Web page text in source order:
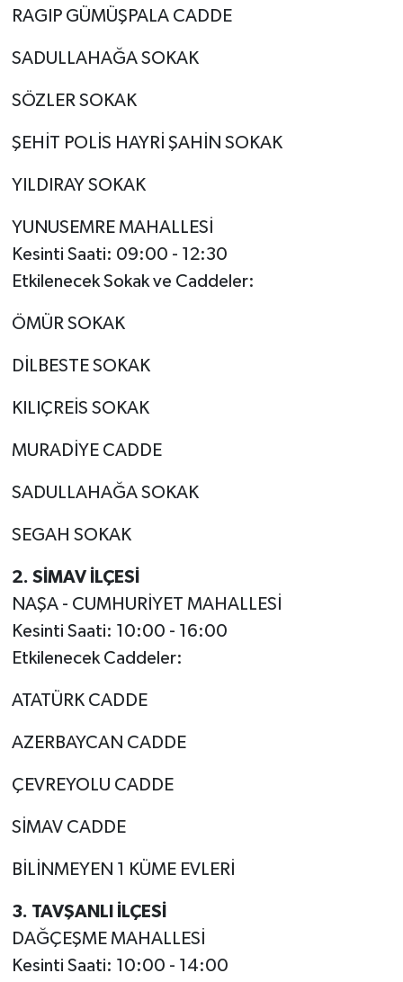
RAGIP GÜMÜŞPALA CADDE
SADULLAHAĞA SOKAK
SÖZLER SOKAK
ŞEHİT POLİS HAYRİ ŞAHİN SOKAK
YILDIRAY SOKAK
YUNUSEMRE MAHALLESİ
Kesinti Saati: 09:00 - 12:30
Etkilenecek Sokak ve Caddeler:
ÖMÜR SOKAK
DİLBESTE SOKAK
KILIÇREİS SOKAK
MURADİYE CADDE
SADULLAHAĞA SOKAK
SEGAH SOKAK
2. SİMAV İLÇESİ
NAŞA - CUMHURİYET MAHALLESİ
Kesinti Saati: 10:00 - 16:00
Etkilenecek Caddeler:
ATATÜRK CADDE
AZERBAYCAN CADDE
ÇEVREYOLU CADDE
SİMAV CADDE
BİLİNMEYEN 1 KÜME EVLERİ
3. TAVŞANLI İLÇESİ
DAĞÇEŞME MAHALLESİ
Kesinti Saati: 10:00 - 14:00